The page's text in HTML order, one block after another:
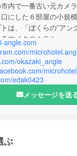
内で一番古い元カメ
にした６部屋の小規
は、「ぼくらの”アン
マイクロホテル」
angle.com
okazaki_angle
edak0423
メッセージを送
ぶ